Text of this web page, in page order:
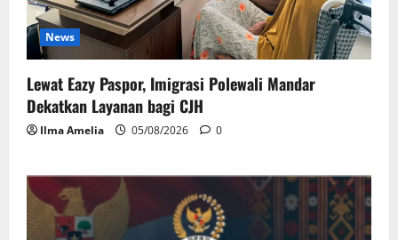
News
Lewat Eazy Paspor, Imigrasi Polewali Mandar
Dekatkan Layanan bagi CJH
Ilma Amelia 05/08/2026 0